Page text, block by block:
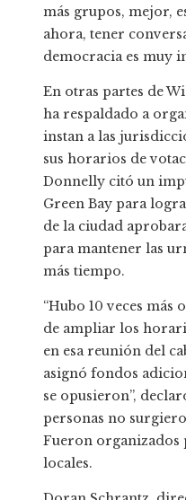
más grupos, mejor,
ahora, tener
democracia es muy
En otras partes de
ha respaldado a
instan a las
sus horarios de
Donnelly citó un
Green Bay para
de la ciudad
para mantener las
más tiempo.
“Hubo 10 veces más
de ampliar los
en esa reunión del
asignó fondos
se opusieron”,
personas no
Fueron organizados
locales.